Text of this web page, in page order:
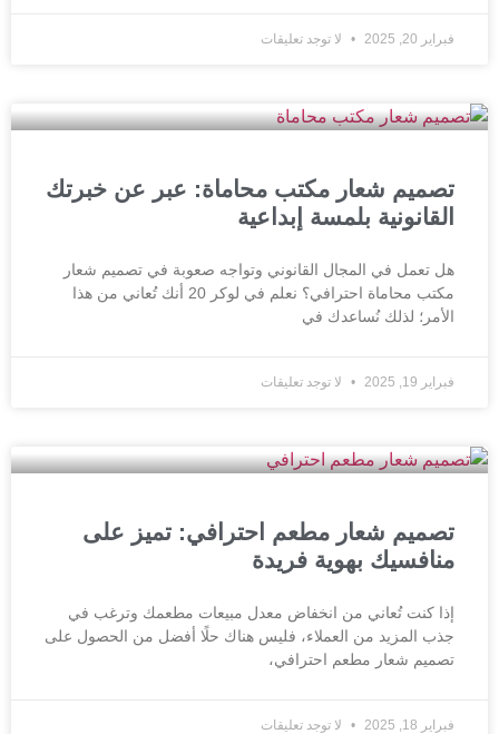
فبراير 20, 2025 لا توجد تعليقات
تصميم شعار مكتب محاماة: عبر عن خبرتك
القانونية بلمسة إبداعية
هل تعمل في المجال القانوني وتواجه صعوبة في تصميم شعار
مكتب محاماة احترافي؟ نعلم في لوكر 20 أنك تُعاني من هذا
الأمر؛ لذلك نُساعدك في
فبراير 19, 2025 لا توجد تعليقات
تصميم شعار مطعم احترافي: تميز على
منافسيك بهوية فريدة
إذا كنت تُعاني من انخفاض معدل مبيعات مطعمك وترغب في
جذب المزيد من العملاء، فليس هناك حلًا أفضل من الحصول على
تصميم شعار مطعم احترافي،
فبراير 18, 2025 لا توجد تعليقات